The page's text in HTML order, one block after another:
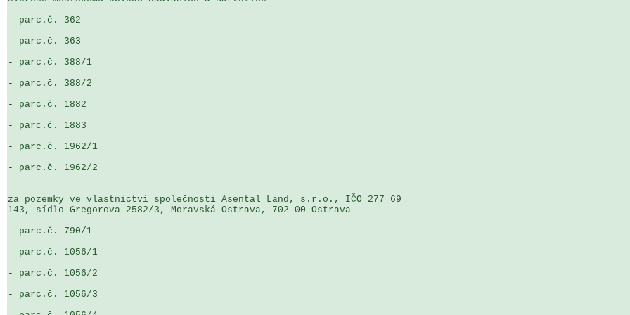
- parc.č. 362
- parc.č. 363
- parc.č. 388/1
- parc.č. 388/2
- parc.č. 1882
- parc.č. 1883
- parc.č. 1962/1
- parc.č. 1962/2
za pozemky ve vlastnictví společnosti Asental Land, s.r.o., IČO 277 69
143, sídlo Gregorova 2582/3, Moravská Ostrava, 702 00 Ostrava
- parc.č. 790/1
- parc.č. 1056/1
- parc.č. 1056/2
- parc.č. 1056/3